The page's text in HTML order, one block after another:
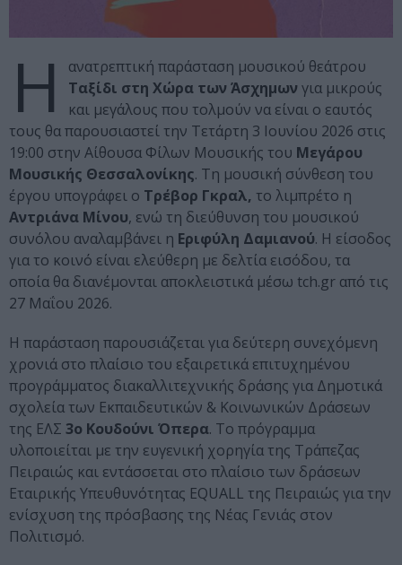
Η
ανατρεπτική παράσταση μουσικού θεάτρου
Ταξίδι στη Χώρα των Άσχημων για μικρούς
και μεγάλους που τολμούν να είναι ο εαυτός
τους θα παρουσιαστεί την Τετάρτη 3 Ιουνίου 2026 στις
19:00 στην Αίθουσα Φίλων Μουσικής του Μεγάρου
Μουσικής Θεσσαλονίκης. Τη μουσική σύνθεση του
έργου υπογράφει ο Τρέβορ Γκραλ, το λιμπρέτο η
Αντριάνα Μίνου, ενώ τη διεύθυνση του μουσικού
συνόλου αναλαμβάνει η Εριφύλη Δαμιανού. Η είσοδος
για το κοινό είναι ελεύθερη με δελτία εισόδου, τα
οποία θα διανέμονται αποκλειστικά μέσω tch.gr από τις
27 Μαΐου 2026.
Η παράσταση παρουσιάζεται για δεύτερη συνεχόμενη
χρονιά στο πλαίσιο του εξαιρετικά επιτυχημένου
προγράμματος διακαλλιτεχνικής δράσης για Δημοτικά
σχολεία των Εκπαιδευτικών & Κοινωνικών Δράσεων
της ΕΛΣ 3ο Κουδούνι Όπερα. Το πρόγραμμα
υλοποιείται με την ευγενική χορηγία της Τράπεζας
Πειραιώς και εντάσσεται στο πλαίσιο των δράσεων
Εταιρικής Υπευθυνότητας EQUALL της Πειραιώς για την
ενίσχυση της πρόσβασης της Νέας Γενιάς στον
Πολιτισμό.